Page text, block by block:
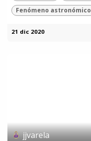
Fenómeno astronómico
21 dic 2020
jjvarela